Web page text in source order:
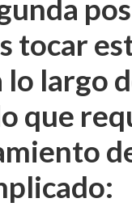
tocar
lo largo
que